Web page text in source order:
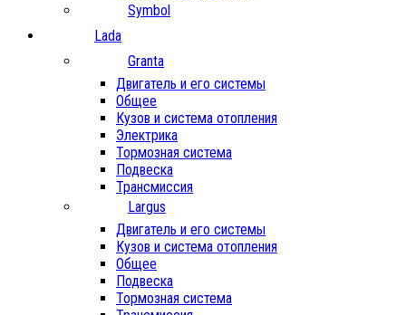
Symbol
Lada
Granta
Двигатель и его системы
Общее
Кузов и система отопления
Электрика
Тормозная система
Подвеска
Трансмиссия
Largus
Двигатель и его системы
Кузов и система отопления
Общее
Подвеска
Тормозная система